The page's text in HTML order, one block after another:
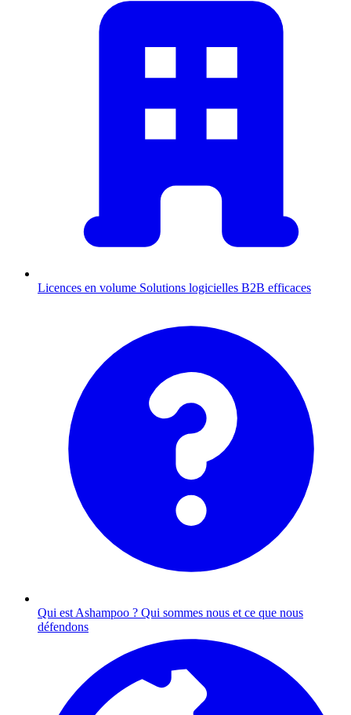
Licences en volume Solutions logicielles B2B efficaces
Qui est Ashampoo ? Qui sommes nous et ce que nous
défendons